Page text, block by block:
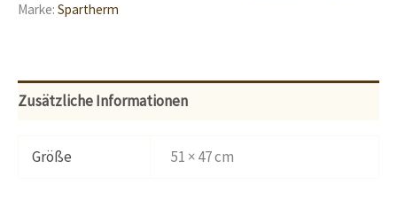
Marke: Spartherm
Zusätzliche Informationen
Größe 51 × 47 cm